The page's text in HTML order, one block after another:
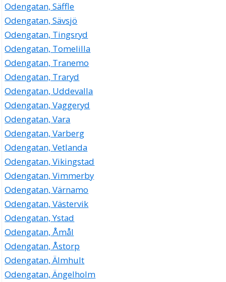
Odengatan, Säffle
Odengatan, Sävsjö
Odengatan, Tingsryd
Odengatan, Tomelilla
Odengatan, Tranemo
Odengatan, Traryd
Odengatan, Uddevalla
Odengatan, Vaggeryd
Odengatan, Vara
Odengatan, Varberg
Odengatan, Vetlanda
Odengatan, Vikingstad
Odengatan, Vimmerby
Odengatan, Värnamo
Odengatan, Västervik
Odengatan, Ystad
Odengatan, Åmål
Odengatan, Åstorp
Odengatan, Älmhult
Odengatan, Ängelholm